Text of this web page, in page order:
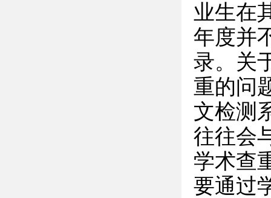
业生在
年度并
录。关
重的问
文检测
往往会
学术查
要通过